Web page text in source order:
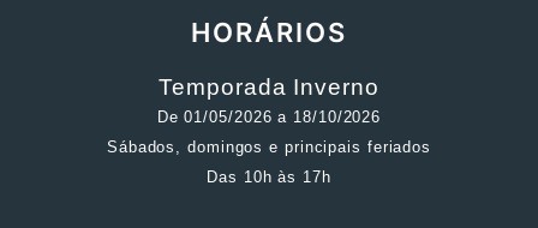
HORÁRIOS
Temporada Inverno
De 01/05/2026 a 18/10/2026
Sábados, domingos e principais feriados
Das 10h às 17h